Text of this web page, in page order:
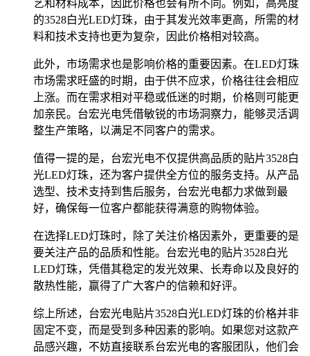
艺和材料成本，因此价格也会有所不同。例如，高亮度
的3528白光LED灯珠，由于其发光效率更高，所需的材
料和技术支持也更为复杂，因此价格相对较高。
此外，市场需求也是影响价格的重要因素。在LED灯珠
市场需求旺盛的时期，由于供不应求，价格往往会相应
上涨。而在需求相对平稳或低迷的时期，价格则可能更
加亲民。台宏光电凭借敏锐的市场洞察力，能够灵活调
整生产策略，以满足不同客户的需求。
值得一提的是，台宏光电不仅提供高品质的贴片3528白
光LED灯珠，还为客户提供全方位的服务支持。从产品
选型、技术支持到售后服务，台宏光电都力求做到最
好，确保每一位客户都能获得满意的购物体验。
在选择LED灯珠时，除了关注价格因素外，更重要的是
要关注产品的品质和性能。台宏光电的贴片3528白光
LED灯珠，凭借其稳定的发光效果、长寿命以及良好的
散热性能，赢得了广大客户的信赖和好评。
综上所述，台宏光电贴片3528白光LED灯珠的价格并非
固定不变，而是受到多种因素的影响。如果您对这款产
品感兴趣，不妨直接联系台宏光电的客服团队，他们会